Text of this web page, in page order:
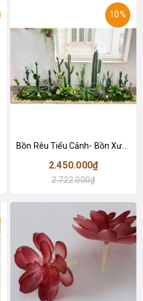
10%
2.450.000₫
2.722.000₫